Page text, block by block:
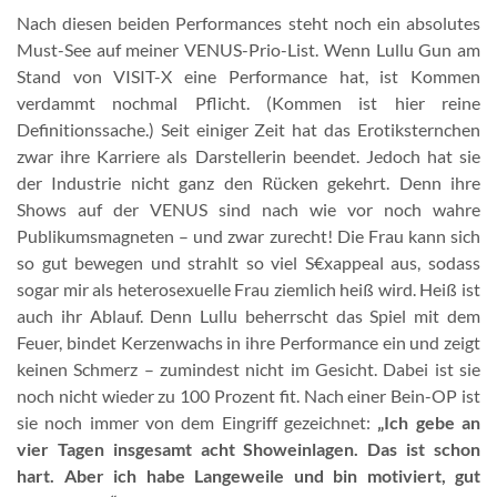
Nach diesen beiden Performances steht noch ein absolutes
Must-See auf meiner VENUS-Prio-List. Wenn Lullu Gun am
Stand von VISIT-X eine Performance hat, ist Kommen
verdammt nochmal Pflicht. (Kommen ist hier reine
Definitionssache.) Seit einiger Zeit hat das Erotiksternchen
zwar ihre Karriere als Darstellerin beendet. Jedoch hat sie
der Industrie nicht ganz den Rücken gekehrt. Denn ihre
Shows auf der VENUS sind nach wie vor noch wahre
Publikumsmagneten – und zwar zurecht! Die Frau kann sich
so gut bewegen und strahlt so viel S€xappeal aus, sodass
sogar mir als heterosexuelle Frau ziemlich heiß wird. Heiß ist
auch ihr Ablauf. Denn Lullu beherrscht das Spiel mit dem
Feuer, bindet Kerzenwachs in ihre Performance ein und zeigt
keinen Schmerz – zumindest nicht im Gesicht. Dabei ist sie
noch nicht wieder zu 100 Prozent fit. Nach einer Bein-OP ist
sie noch immer von dem Eingriff gezeichnet: „Ich gebe an
vier Tagen insgesamt acht Showeinlagen. Das ist schon
hart. Aber ich habe Langeweile und bin motiviert, gut